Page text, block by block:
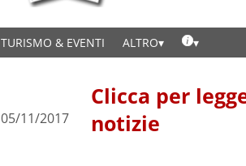
TURISMO & EVENTI ALTRO
05/11/2017
Clicca per
notizie